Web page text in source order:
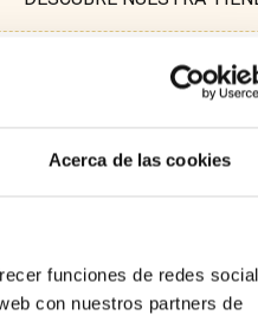
Acerca de las cookies
funciones de redes
con nuestros partners de